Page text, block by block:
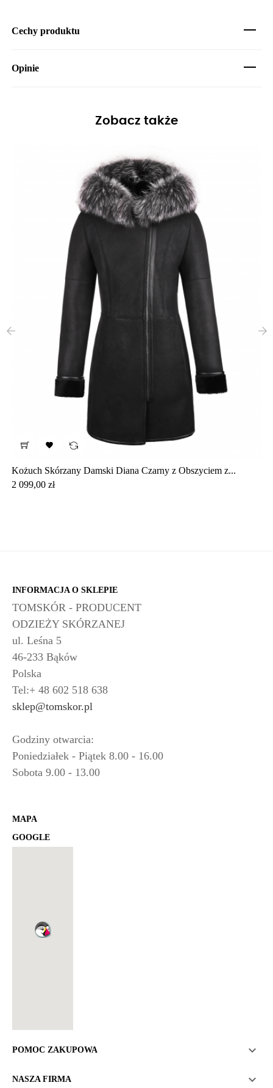
Cechy produktu
Opinie
Zobacz także

Kożuch Skórzany Damski Diana Czarny z Obszyciem z...
Cena
2 099,00 zł
INFORMACJA O SKLEPIE
TOMSKÓR - PRODUCENT
ODZIEŻY SKÓRZANEJ
ul. Leśna 5
46-233 Bąków
Polska
Tel:+ 48 602 518 638
sklep@tomskor.pl
Godziny otwarcia:
Poniedziałek - Piątek 8.00 - 16.00
Sobota 9.00 - 13.00
MAPA
GOOGLE
POMOC ZAKUPOWA 
NASZA FIRMA 